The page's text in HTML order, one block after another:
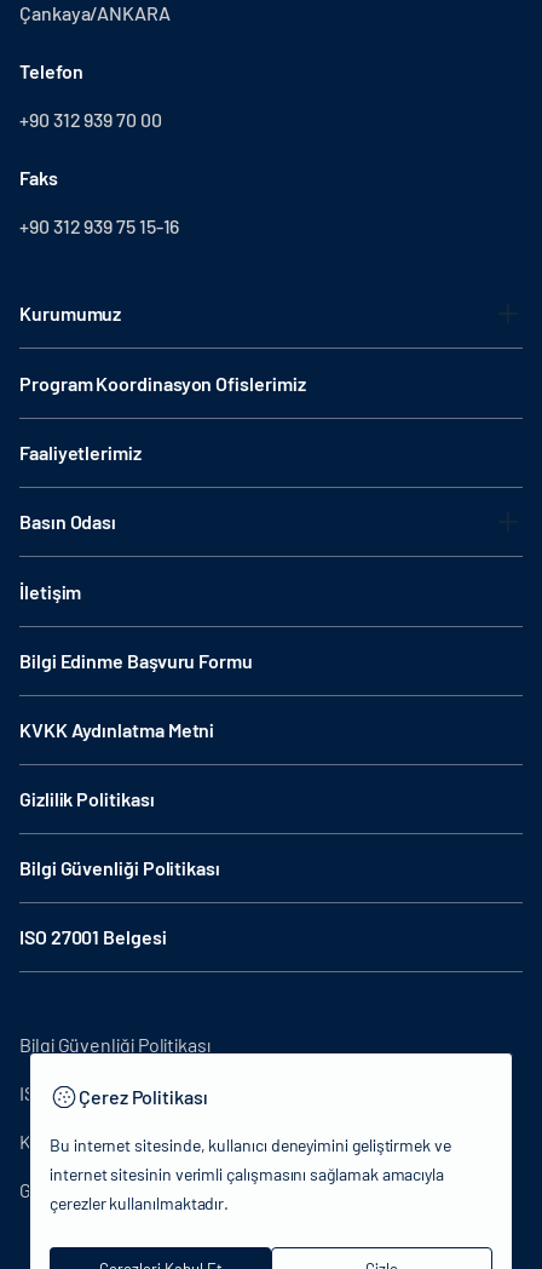
Çankaya/ANKARA
Telefon
+90 312 939 70 00
Faks
+90 312 939 75 15-16
Kurumumuz
Program Koordinasyon Ofislerimiz
Faaliyetlerimiz
Basın Odası
İletişim
Bilgi Edinme Başvuru Formu
KVKK Aydınlatma Metni
Gizlilik Politikası
Bilgi Güvenliği Politikası
ISO 27001 Belgesi
Bilgi Güvenliği Politikası
ISO27001
KVKK Aydınlatma Metni
Gizlilik Politikası
Çerez Politikası
Bu internet sitesinde, kullanıcı deneyimini geliştirmek ve
internet sitesinin verimli çalışmasını sağlamak amacıyla
çerezler kullanılmaktadır.